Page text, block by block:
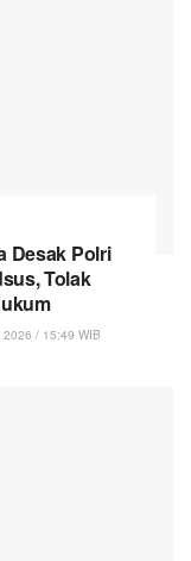
Desak Polri
Tolak
/ 15:49 WIB